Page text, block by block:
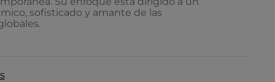
sofisticado y amante de las